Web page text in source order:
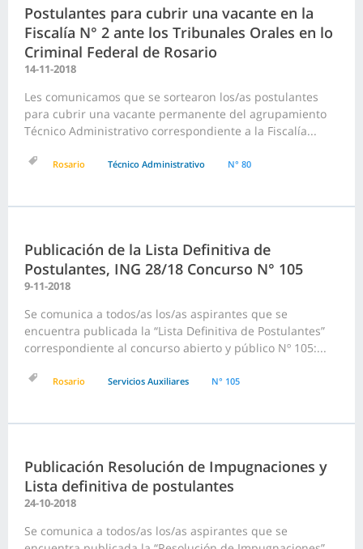
Postulantes para cubrir una vacante en la
Fiscalía N° 2 ante los Tribunales Orales en lo
Criminal Federal de Rosario
14-11-2018
Les comunicamos que se sortearon los/as postulantes
para cubrir una vacante permanente del agrupamiento
Técnico Administrativo correspondiente a la Fiscalía...
Rosario Técnico Administrativo N° 80
Publicación de la Lista Definitiva de
Postulantes, ING 28/18 Concurso N° 105
9-11-2018
Se comunica a todos/as los/as aspirantes que se
encuentra publicada la “Lista Definitiva de Postulantes”
correspondiente al concurso abierto y público Nº 105:...
Rosario Servicios Auxiliares N° 105
Publicación Resolución de Impugnaciones y
Lista definitiva de postulantes
24-10-2018
Se comunica a todos/as los/as aspirantes que se